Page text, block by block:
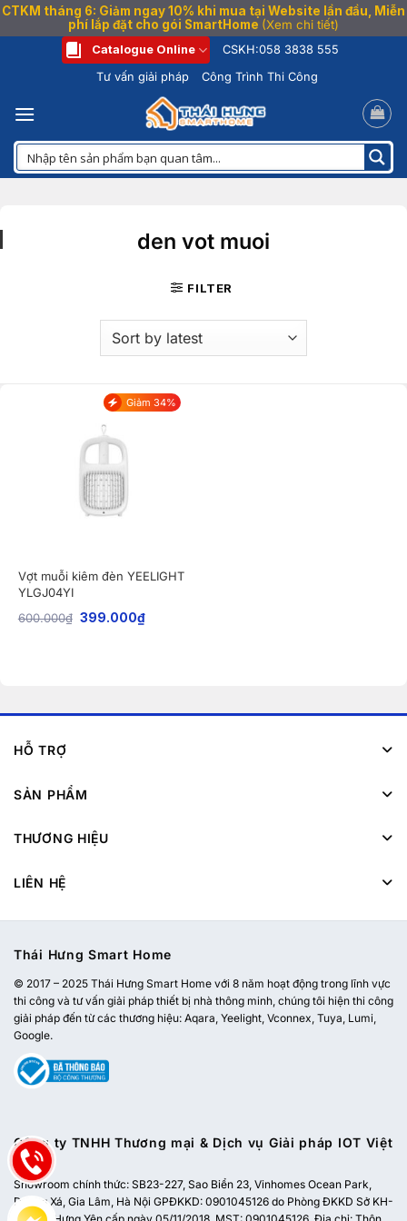
CTKM tháng 6: Giảm ngay 10% khi mua tại Website lần đầu, Miễn
phí lắp đặt cho gói SmartHome (Xem chi tiết)
dung
Catalogue Online CSKH:058 3838 555
Tư vấn giải pháp
Công Trình Thi Công
den vot muoi
FILTER
Giảm 34%
Vợt muỗi kiêm đèn YEELIGHT
YLGJ04YI
600.000₫ 399.000₫
HỖ TRỢ
SẢN PHẨM
THƯƠNG HIỆU
LIÊN HỆ
Thái Hưng Smart Home
© 2017 – 2025 Thái Hưng Smart Home với 8 năm hoạt động trong lĩnh vực
thi công và tư vấn giải pháp thiết bị nhà thông minh, chúng tôi hiện thi công
giải pháp đến từ các thương hiệu: Aqara, Yeelight, Vconnex, Tuya, Lumi,
Google.
Công ty TNHH Thương mại & Dịch vụ Giải pháp IOT Việt
Nam
Showroom chính thức: SB23-227, Sao Biển 23, Vinhomes Ocean Park,
Dương Xá, Gia Lâm, Hà Nội GPĐKKD: 0901045126 do Phòng ĐKKD Sở KH-